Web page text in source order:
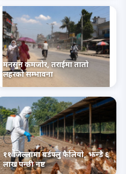
मनसुन कमजोर, तराईमा तातो
लहरको सम्भावना
११ जिल्लामा बर्डफ्लु फैलियो, झन्डै ६
लाख पन्छी नष्ट